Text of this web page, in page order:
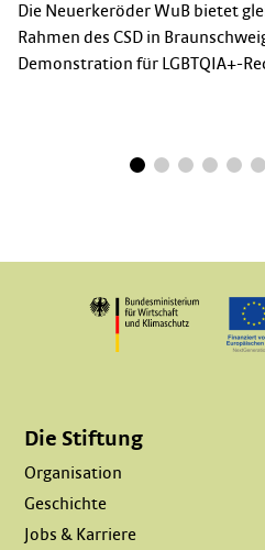
Die Neuerkeröder WuB bietet
Rahmen des CSD in
Demonstration für LGBTQIA+-
Die Stiftung
Organisation
Geschichte
Jobs & Karriere